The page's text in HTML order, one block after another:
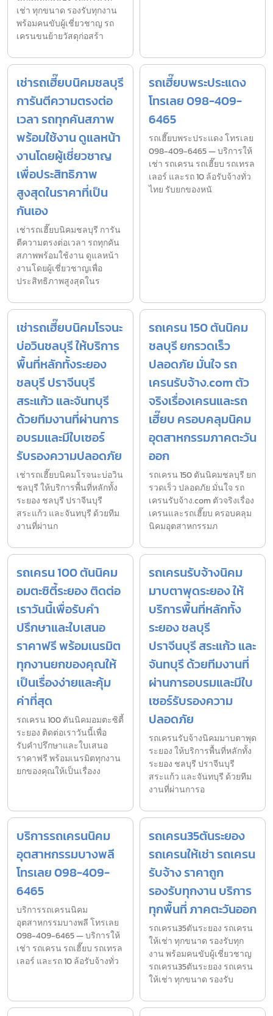
เช่า ทุกขนาด รองรับทุกงาน
พร้อมคนขับผู้เชี่ยวชาญ รถ
เครนขนย้ายวัสดุก่อสร้า
เช่ารถเฮี๊ยบนิคมชลบุรี
การันตีความตรงต่อ
เวลา รถทุกคันสภาพ
พร้อมใช้งาน ดูแลหน้า
งานโดยผู้เชี่ยวชาญ
เพื่อประสิทธิภาพ
สูงสุดในราคาที่เป็น
กันเอง
เช่ารถเฮี๊ยบนิคมชลบุรี การัน
ตีความตรงต่อเวลา รถทุกคัน
สภาพพร้อมใช้งาน ดูแลหน้า
งานโดยผู้เชี่ยวชาญเพื่อ
ประสิทธิภาพสูงสุดในร
รถเฮี๊ยบพระประแดง
โทรเลย 098-409-
6465
รถเฮี๊ยบพระประแดง โทรเลย
098-409-6465 — บริการให้
เช่า รถเครน รถเฮี๊ยบ รถเทรล
เลอร์ และรถ 10 ล้อรับจ้างทั่ว
ไทย รับยกของหนั
เช่ารถเฮี๊ยบนิคมโรจนะ
บ่อวินชลบุรี ให้บริการ
พื้นที่หลักทั้งระยอง
ชลบุรี ปราจีนบุรี
สระแก้ว และจันทบุรี
ด้วยทีมงานที่ผ่านการ
อบรมและมีใบเซอร์
รับรองความปลอดภัย
เช่ารถเฮี๊ยบนิคมโรจนะบ่อวิน
ชลบุรี ให้บริการพื้นที่หลักทั้ง
ระยอง ชลบุรี ปราจีนบุรี
สระแก้ว และจันทบุรี ด้วยทีม
งานที่ผ่านก
รถเครน 150 ตันนิคม
ชลบุรี ยกรวดเร็ว
ปลอดภัย มั่นใจ รถ
เครนรับจ้าง.com ตัว
จริงเรื่องเครนและรถ
เฮี๊ยบ ครอบคลุมนิคม
อุตสาหกรรมภาคตะวัน
ออก
รถเครน 150 ตันนิคมชลบุรี ยก
รวดเร็ว ปลอดภัย มั่นใจ รถ
เครนรับจ้าง.com ตัวจริงเรื่อง
เครนและรถเฮี๊ยบ ครอบคลุม
นิคมอุตสาหกรรมภ
รถเครน 100 ตันนิคม
อมตะซิตี้ระยอง ติดต่อ
เราวันนี้เพื่อรับคำ
ปรึกษาและใบเสนอ
ราคาฟรี พร้อมเนรมิต
ทุกงานยกของคุณให้
เป็นเรื่องง่ายและคุ้ม
ค่าที่สุด
รถเครน 100 ตันนิคมอมตะซิตี้
ระยอง ติดต่อเราวันนี้เพื่อ
รับคำปรึกษาและใบเสนอ
ราคาฟรี พร้อมเนรมิตทุกงาน
ยกของคุณให้เป็นเรื่องง
รถเครนรับจ้างนิคม
มาบตาพุดระยอง ให้
บริการพื้นที่หลักทั้ง
ระยอง ชลบุรี
ปราจีนบุรี สระแก้ว และ
จันทบุรี ด้วยทีมงานที่
ผ่านการอบรมและมีใบ
เซอร์รับรองความ
ปลอดภัย
รถเครนรับจ้างนิคมมาบตาพุด
ระยอง ให้บริการพื้นที่หลักทั้ง
ระยอง ชลบุรี ปราจีนบุรี
สระแก้ว และจันทบุรี ด้วยทีม
งานที่ผ่านการอ
บริการรถเครนนิคม
อุตสาหกรรมบางพลี
โทรเลย 098-409-
6465
บริการรถเครนนิคม
อุตสาหกรรมบางพลี โทรเลย
098-409-6465 — บริการให้
เช่า รถเครน รถเฮี๊ยบ รถเทรล
เลอร์ และรถ 10 ล้อรับจ้างทั่ว
รถเครน35ตันระยอง
รถเครนให้เช่า รถเครน
รับจ้าง ราคาถูก
รองรับทุกงาน บริการ
ทุกพื้นที่ ภาคตะวันออก
รถเครน35ตันระยอง รถเครน
ให้เช่า ทุกขนาด รองรับทุก
งาน พร้อมคนขับผู้เชี่ยวชาญ
รถเครน35ตันระยอง รถเครน
ให้เช่า ทุกขนาด รองรับ